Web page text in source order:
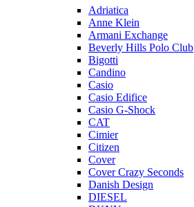
Adriatica
Anne Klein
Armani Exchange
Beverly Hills Polo Club
Bigotti
Candino
Casio
Casio Edifice
Casio G-Shock
CAT
Cimier
Citizen
Cover
Cover Crazy Seconds
Danish Design
DIESEL